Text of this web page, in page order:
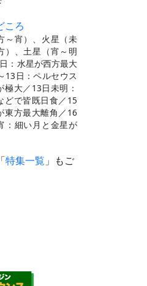
ころ
～宵）、火星（未
）、土星（宵～明
：水星が西方最大
13日：ペルセウス
極大／13日未明：
どで皆既日食／15
東方最大離角／16
：細い月と金星が
特集一覧 」もご